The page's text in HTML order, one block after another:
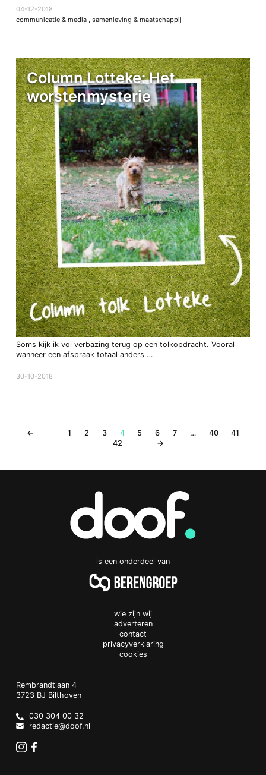
04-12-2018
communicatie & media
samenleving & maatschappij
Column Lotteke: Het
worstenmysterie
Soms kijk ik vol verbazing terug op een tolkopdracht. Vooral
wanneer een afspraak totaal anders …
30-10-2018
← 1 2 3 4 5 6 7 … 40
41
42
→
is een onderdeel van
wie zijn wij
adverteren
contact
privacyverklaring
cookies
Doof.nl
work
Rembrandtlaan 4
3723 BJ Bilthoven
Netherlands
030 304 00 32
redactie@doof.nl